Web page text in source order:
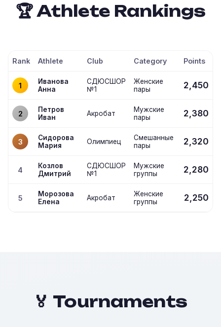
🏆 Athlete Rankings
Rank Athlete Club Category Points
1
Иванова
Анна
СДЮСШОР
№1
Женские
пары
2,450
2
Петров
Иван
Акробат
Мужские
пары
2,380
3
Сидорова
Мария
Олимпиец
Смешанные
пары
2,320
4
Козлов
Дмитрий
СДЮСШОР
№1
Мужские
группы
2,280
5
Морозова
Елена
Акробат
Женские
группы
2,250
🏅 Tournaments